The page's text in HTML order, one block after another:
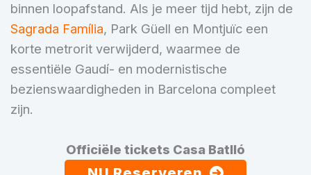
binnen loopafstand. Als je meer tijd hebt, zijn de
Sagrada Família, Park Güell en Montjuïc een
korte metrorit verwijderd, waarmee de
essentiële Gaudí- en modernistische
bezienswaardigheden in Barcelona compleet
zijn.
Officiële tickets Casa Batlló